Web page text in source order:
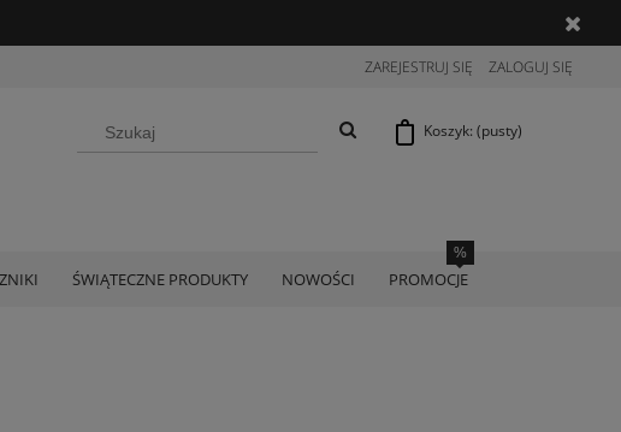
ZAREJESTRUJ SIĘ ZALOGUJ SIĘ
Koszyk: (pusty)
ŚWIĄTECZNE PRODUKTY NOWOŚCI PROMOCJE